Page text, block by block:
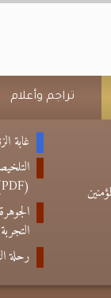
تراجم وأعلام
غابة
(PDF)
التجربة
رحلة